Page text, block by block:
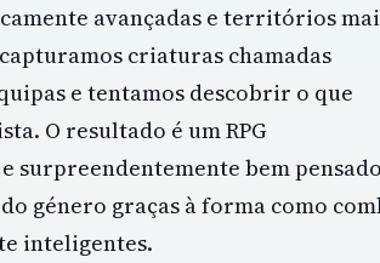
avançadas e territórios
criaturas chamadas
e tentamos descobrir o que
O resultado é um RPG
surpreendentemente bem
género graças à forma como
inteligentes.